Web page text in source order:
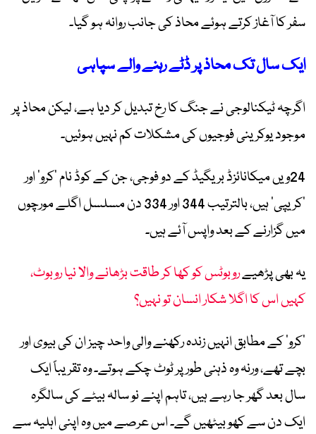
سفر کا آغاز کرتے ہوئے محاذ کی جانب روانہ ہو گیا۔
ایک سال تک محاذ پر ڈٹے رہنے والے سپاہی
اگرچہ ٹیکنالوجی نے جنگ کا رخ تبدیل کر دیا ہے، لیکن محاذ پر
موجود یوکرینی فوجیوں کی مشکلات کم نہیں ہوئیں۔
24ویں میکانائزڈ بریگیڈ کے دو فوجی، جن کے کوڈ نام ’کرو‘ اور
’کریپی‘ ہیں، بالترتیب 344 اور 334 دن مسلسل اگلے مورچوں
میں گزارنے کے بعد واپس آئے ہیں۔
یہ بھی پڑھیےروبوٹس کو کھا کر طاقت بڑھانے والا نیا روبوٹ،
کہیں اس کا اگلا شکار انسان تو نہیں؟
’کرو‘ کے مطابق انہیں زندہ رکھنے والی واحد چیز ان کی بیوی اور
بچے تھے، ورنہ وہ ذہنی طور پر ٹوٹ چکے ہوتے۔ وہ تقریباً ایک
سال بعد گھر جا رہے ہیں، تاہم اپنے نو سالہ بیٹے کی سالگرہ
ایک دن سے کھو بیٹھیں گے۔ اس عرصے میں وہ اپنی اہلیہ سے